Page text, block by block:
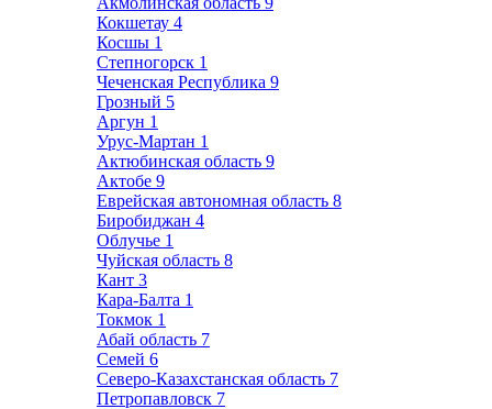
Кокшетау 4
Косшы 1
Степногорск 1
Чеченская Республика 9
Грозный 5
Аргун 1
Урус-Мартан 1
Актюбинская область 9
Актобе 9
Еврейская автономная область 8
Биробиджан 4
Облучье 1
Чуйская область 8
Кант 3
Кара-Балта 1
Токмок 1
Абай область 7
Семей 6
Северо-Казахстанская область 7
Петропавловск 7